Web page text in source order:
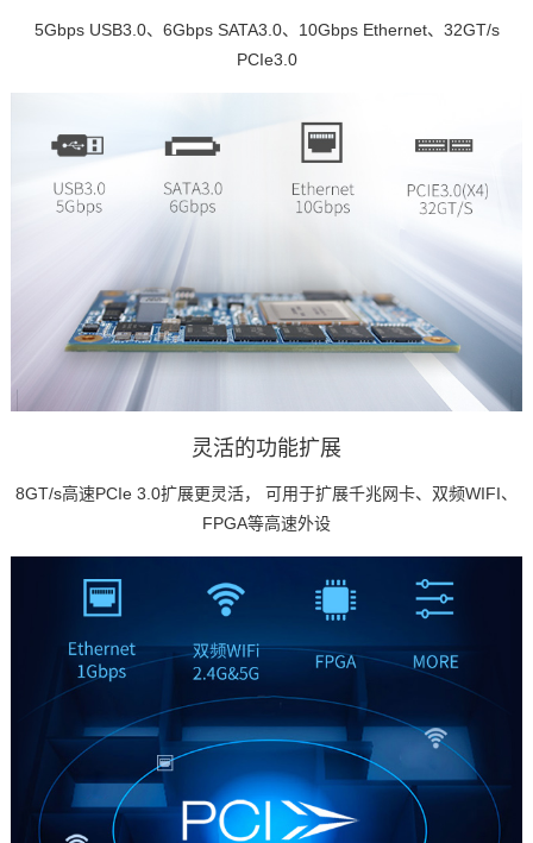
5Gbps USB3.0、6Gbps SATA3.0、10Gbps Ethernet、32GT/s
PCIe3.0
灵活的功能扩展
8GT/s高速PCIe 3.0扩展更灵活， 可用于扩展千兆网卡、双频WIFI、
FPGA等高速外设